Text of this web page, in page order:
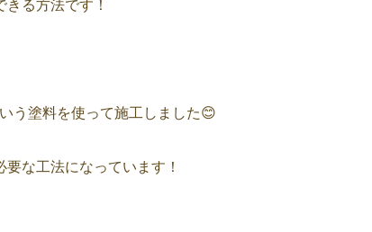
る方法です！
う塗料を使って施工しました😊
な工法になっています！